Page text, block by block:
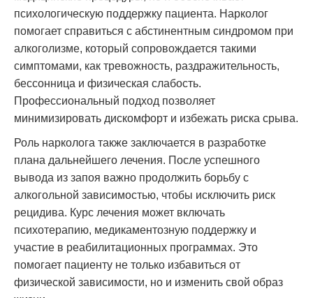
психологическую поддержку пациента. Нарколог
помогает справиться с абстинентным синдромом при
алкоголизме, который сопровождается такими
симптомами, как тревожность, раздражительность,
бессонница и физическая слабость.
Профессиональный подход позволяет
минимизировать дискомфорт и избежать риска срыва.
Роль нарколога также заключается в разработке
плана дальнейшего лечения. После успешного
вывода из запоя важно продолжить борьбу с
алкогольной зависимостью, чтобы исключить риск
рецидива. Курс лечения может включать
психотерапию, медикаментозную поддержку и
участие в реабилитационных программах. Это
помогает пациенту не только избавиться от
физической зависимости, но и изменить свой образ